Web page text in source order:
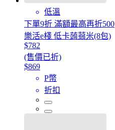
低溫
下單9折 滿額最高再折500
樂活e棧 低卡蒟蒻米(8包)
$782
(售價已折)
$869
P幣
折扣